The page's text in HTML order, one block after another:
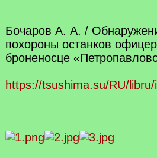
Бочаров А. А. /
похороны останков
броненосце
https://tsushima.su/RU/